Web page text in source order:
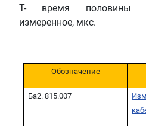
Т- время половины
измеренное, мкс.
Обозначение
Ба2. 815.007